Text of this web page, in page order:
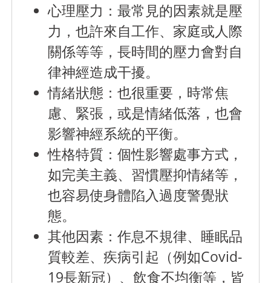
心理壓力 ：最常見的因素就是壓
力，也許來自工作、家庭或人際
關係等等，長時間的壓力會對自
律神經造成干擾。
情緒狀態 ：也很重要，時常焦
慮、緊張，或是情緒低落，也會
影響神經系統的平衡。
性格特質 ：個性影響處事方式，
如完美主義、習慣壓抑情緒等，
也容易使身體陷入過度警覺狀
態。
其他因素 ：作息不規律、睡眠品
質較差、疾病引起（例如Covid-
19長新冠）、飲食不均衡等，皆